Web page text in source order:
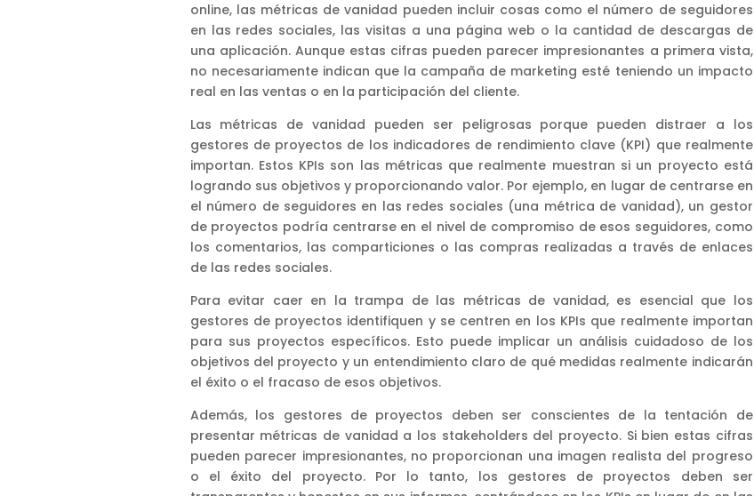
online, las métricas de vanidad pueden incluir cosas como el número de seguidores
en las redes sociales, las visitas a una página web o la cantidad de descargas de
una aplicación. Aunque estas cifras pueden parecer impresionantes a primera vista,
no necesariamente indican que la campaña de marketing esté teniendo un impacto
real en las ventas o en la participación del cliente.
Las métricas de vanidad pueden ser peligrosas porque pueden distraer a los
gestores de proyectos de los indicadores de rendimiento clave (KPI) que realmente
importan. Estos KPIs son las métricas que realmente muestran si un proyecto está
logrando sus objetivos y proporcionando valor. Por ejemplo, en lugar de centrarse en
el número de seguidores en las redes sociales (una métrica de vanidad), un gestor
de proyectos podría centrarse en el nivel de compromiso de esos seguidores, como
los comentarios, las comparticiones o las compras realizadas a través de enlaces
de las redes sociales.
Para evitar caer en la trampa de las métricas de vanidad, es esencial que los
gestores de proyectos identifiquen y se centren en los KPIs que realmente importan
para sus proyectos específicos. Esto puede implicar un análisis cuidadoso de los
objetivos del proyecto y un entendimiento claro de qué medidas realmente indicarán
el éxito o el fracaso de esos objetivos.
Además, los gestores de proyectos deben ser conscientes de la tentación de
presentar métricas de vanidad a los stakeholders del proyecto. Si bien estas cifras
pueden parecer impresionantes, no proporcionan una imagen realista del progreso
o el éxito del proyecto. Por lo tanto, los gestores de proyectos deben ser